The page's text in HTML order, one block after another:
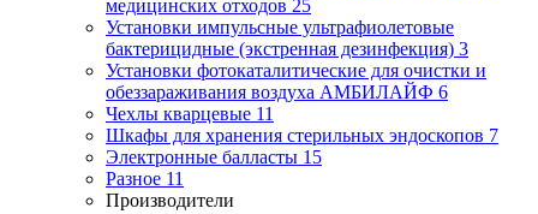
медицинских отходов 25
Установки импульсные ультрафиолетовые
бактерицидные (экстренная дезинфекция) 3
Установки фотокаталитические для очистки и
обеззараживания воздуха АМБИЛАЙФ 6
Чехлы кварцевые 11
Шкафы для хранения стерильных эндоскопов 7
Электронные балласты 15
Разное 11
Производители